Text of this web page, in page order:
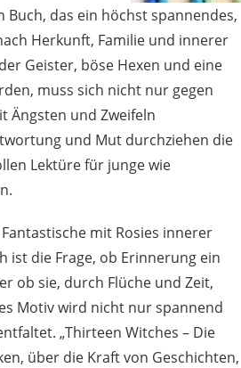
Buch, das ein höchst spannendes,
Herkunft, Familie und innerer
Geister, böse Hexen und eine
muss sich nicht nur gegen
Ängsten und Zweifeln
und Mut durchziehen die
Lektüre für junge wie
mit Rosies innerer
ist die Frage, ob Erinnerung ein
ob sie, durch Flüche und Zeit,
Motiv wird nicht nur spannend
„Thirteen Witches – Die
über die Kraft von Geschichten,